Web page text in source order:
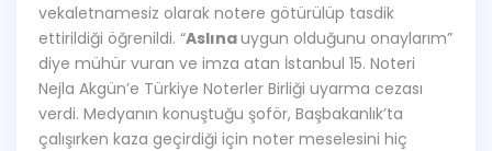
vekaletnamesiz olarak notere götürülüp tasdik
ettirildiği öğrenildi. “Aslınauygun olduğunu onaylarım”
diye mühür vuran ve imza atan İstanbul 15. Noteri
Nejla Akgün’e Türkiye Noterler Birliği uyarma cezası
verdi. Medyanın konuştuğu şoför, Başbakanlık’ta
çalışırken kaza geçirdiği için noter meselesini hiç